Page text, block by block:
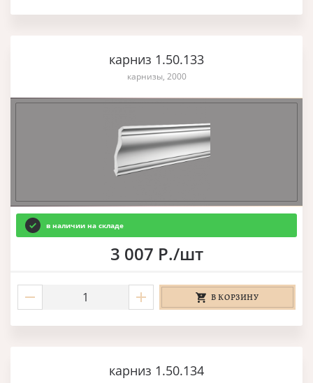
карниз 1.50.133
карнизы, 2000
в наличии на складе
3 007 Р./шт
В КОРЗИНУ
карниз 1.50.134